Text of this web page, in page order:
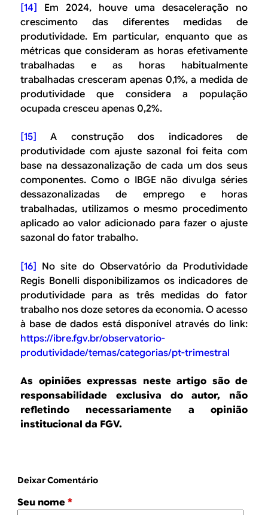
[14] Em 2024, houve uma desaceleração no
crescimento das diferentes medidas de
produtividade. Em particular, enquanto que as
métricas que consideram as horas efetivamente
trabalhadas e as horas habitualmente
trabalhadas cresceram apenas 0,1%, a medida de
produtividade que considera a população
ocupada cresceu apenas 0,2%.
[15] A construção dos indicadores de
produtividade com ajuste sazonal foi feita com
base na dessazonalização de cada um dos seus
componentes. Como o IBGE não divulga séries
dessazonalizadas de emprego e horas
trabalhadas, utilizamos o mesmo procedimento
aplicado ao valor adicionado para fazer o ajuste
sazonal do fator trabalho.
[16] No site do Observatório da Produtividade
Regis Bonelli disponibilizamos os indicadores de
produtividade para as três medidas do fator
trabalho nos doze setores da economia. O acesso
à base de dados está disponível através do link:
https://ibre.fgv.br/observatorio-
produtividade/temas/categorias/pt-trimestral
As opiniões expressas neste artigo são de
responsabilidade exclusiva do autor, não
refletindo necessariamente a opinião
institucional da FGV.
Deixar Comentário
Seu nome *